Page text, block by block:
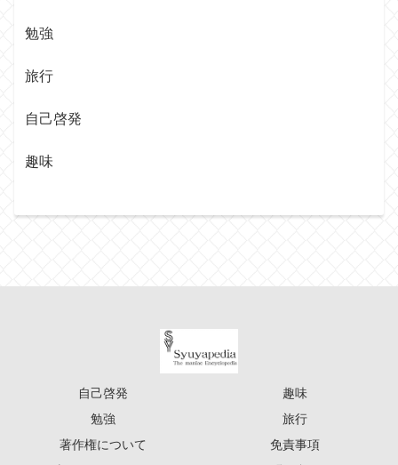
勉強
旅行
自己啓発
趣味
自己啓発
趣味
勉強
旅行
著作権について
免責事項